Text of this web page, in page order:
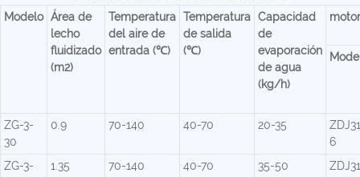
Modelo Área de
lecho
fluidizado
(m2)
Temperatura
del aire de
entrada (℃)
Temperatura
de salida
(℃)
Capacidad
de
evaporación
de agua
(kg/h)
ZG-3-
30
0.9 70-140 40-70 20-35
6
ZG-3-
1.35 70-140 40-70 35-50